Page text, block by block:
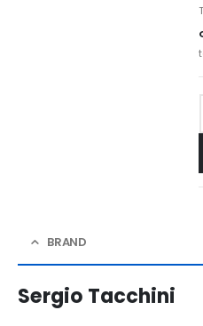
BRAND
Sergio Tacchini